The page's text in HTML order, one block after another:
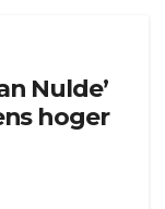
Nulde’
hoger